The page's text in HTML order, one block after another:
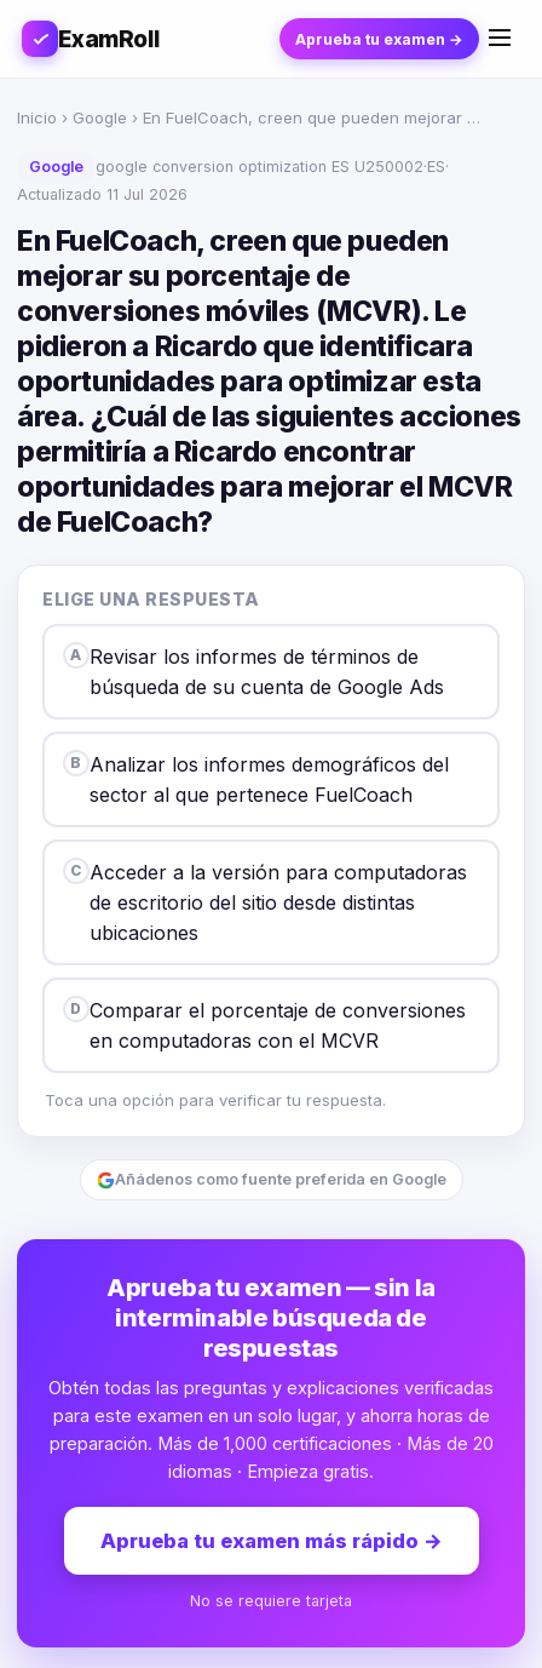
ExamRoll Aprueba tu examen →
Inicio › Google › En FuelCoach, creen que pueden mejorar …
Google google conversion optimization ES U250002·ES·
Actualizado 11 Jul 2026
En FuelCoach, creen que pueden
mejorar su porcentaje de
conversiones móviles (MCVR). Le
pidieron a Ricardo que identificara
oportunidades para optimizar esta
área. ¿Cuál de las siguientes acciones
permitiría a Ricardo encontrar
oportunidades para mejorar el MCVR
de FuelCoach?
ELIGE UNA RESPUESTA
A Revisar los informes de términos de
búsqueda de su cuenta de Google Ads
B Analizar los informes demográficos del
sector al que pertenece FuelCoach
C Acceder a la versión para computadoras
de escritorio del sitio desde distintas
ubicaciones
D Comparar el porcentaje de conversiones
en computadoras con el MCVR
Toca una opción para verificar tu respuesta.
Añádenos como fuente preferida en Google
Aprueba tu examen — sin la
interminable búsqueda de
respuestas
Obtén todas las preguntas y explicaciones verificadas
para este examen en un solo lugar, y ahorra horas de
preparación. Más de 1,000 certificaciones · Más de 20
idiomas · Empieza gratis.
Aprueba tu examen más rápido →
No se requiere tarjeta